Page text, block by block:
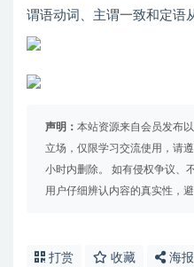
谓语动词、主谓一致和定语
声明： 本站资源来自会员发布
立场，仅限学习交流使用，请
小时内删除。 如有侵权争议、
用户仔细辨认内容的真实性，避
打赏 收藏 海报